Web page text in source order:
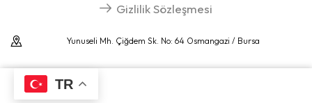
Gizlilik Sözleşmesi
Yunuseli Mh. Çiğdem Sk. No: 64 Osmangazi / Bursa
Telif Hakkı © 2024 Çubukçu Organizasyon Powered
TR